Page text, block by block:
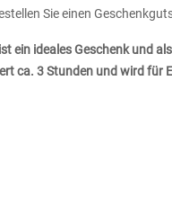
Sie einen
ein ideales Geschenk und
ca. 3 Stunden und wird für